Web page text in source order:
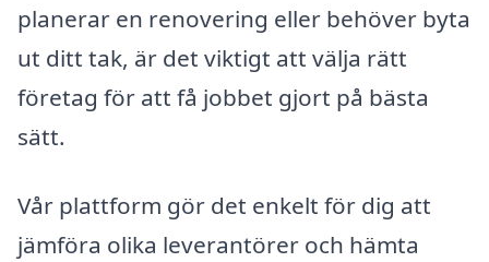
planerar en renovering eller behöver byta
ut ditt tak, är det viktigt att välja rätt
företag för att få jobbet gjort på bästa
sätt.
Vår plattform gör det enkelt för dig att
jämföra olika leverantörer och hämta